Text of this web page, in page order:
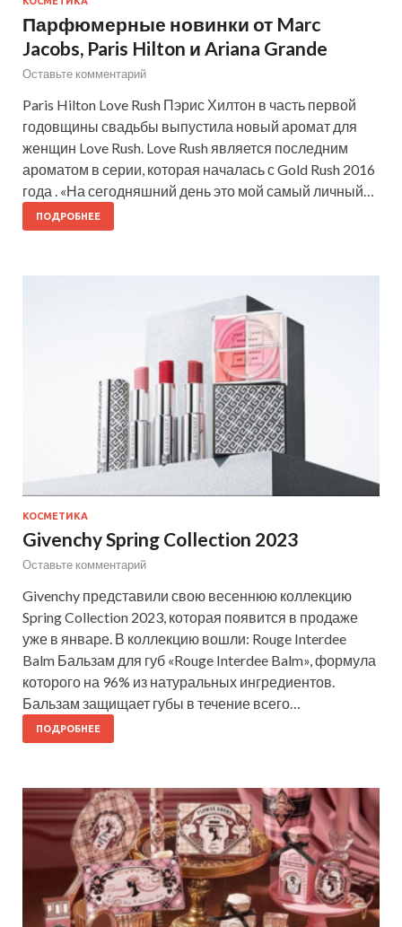
Парфюмерные новинки от Marc
Jacobs, Paris Hilton и Ariana Grande
Оставьте комментарий
Paris Hilton Love Rush Пэрис Хилтон в часть первой
годовщины свадьбы выпустила новый аромат для
женщин Love Rush. Love Rush является последним
ароматом в серии, которая началась с Gold Rush 2016
года . «На сегодняшний день это мой самый личный…
ПОДРОБНЕЕ
КОСМЕТИКА
Givenchy Spring Collection 2023
Оставьте комментарий
Givenchy представили свою весеннюю коллекцию
Spring Collection 2023, которая появится в продаже
уже в январе. В коллекцию вошли: Rouge Interdee
Balm Бальзам для губ «Rouge Interdee Balm», формула
которого на 96% из натуральных ингредиентов.
Бальзам защищает губы в течение всего…
ПОДРОБНЕЕ